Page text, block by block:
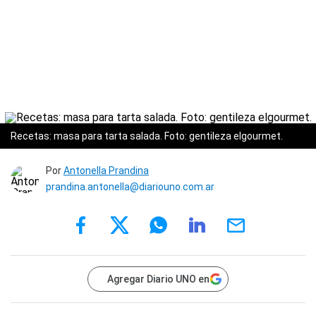
Recetas: masa para tarta salada. Foto: gentileza elgourmet.
PorAntonella Prandina
prandina.antonella@diariouno.com.ar
Agregar Diario UNO en